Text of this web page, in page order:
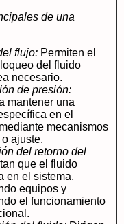
de una
flujo: Permiten el
del fluido
necesario.
de presión:
mantener una
en el
mecanismos
ajuste.
del retorno del
que el fluido
en el sistema,
equipos y
el funcionamiento